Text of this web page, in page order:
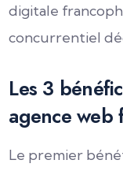
digitale
concurrentiel
Les 3
agence web
Le premier